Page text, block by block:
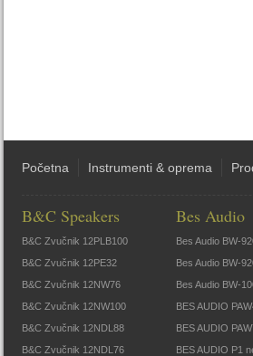
Početna Instrumenti & oprema
B&C Speakers
B&C Zvučnik 12PLB100
B&C Zvučnik 12PE32
B&C Zvučnik 12NW76
B&C Zvučnik 12NW100
B&C Zvučnik 12NDL88
B&C Zvučnik 12NDL76
Bes Audio
Bes Audio BW-
Bes Audio BW-
Bes Audio BW-
BES AUDIO
BES AUDIO
BES AUDIO P1